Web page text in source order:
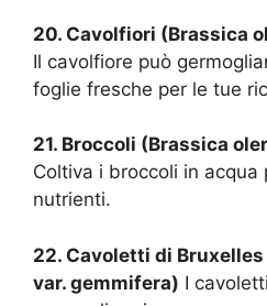
20. Cavolfiori (Brassica
Il cavolfiore può
foglie fresche per le tue
21. Broccoli (Brassica
Coltiva i broccoli in acqua
nutrienti.
22. Cavoletti di
var. gemmifera) I